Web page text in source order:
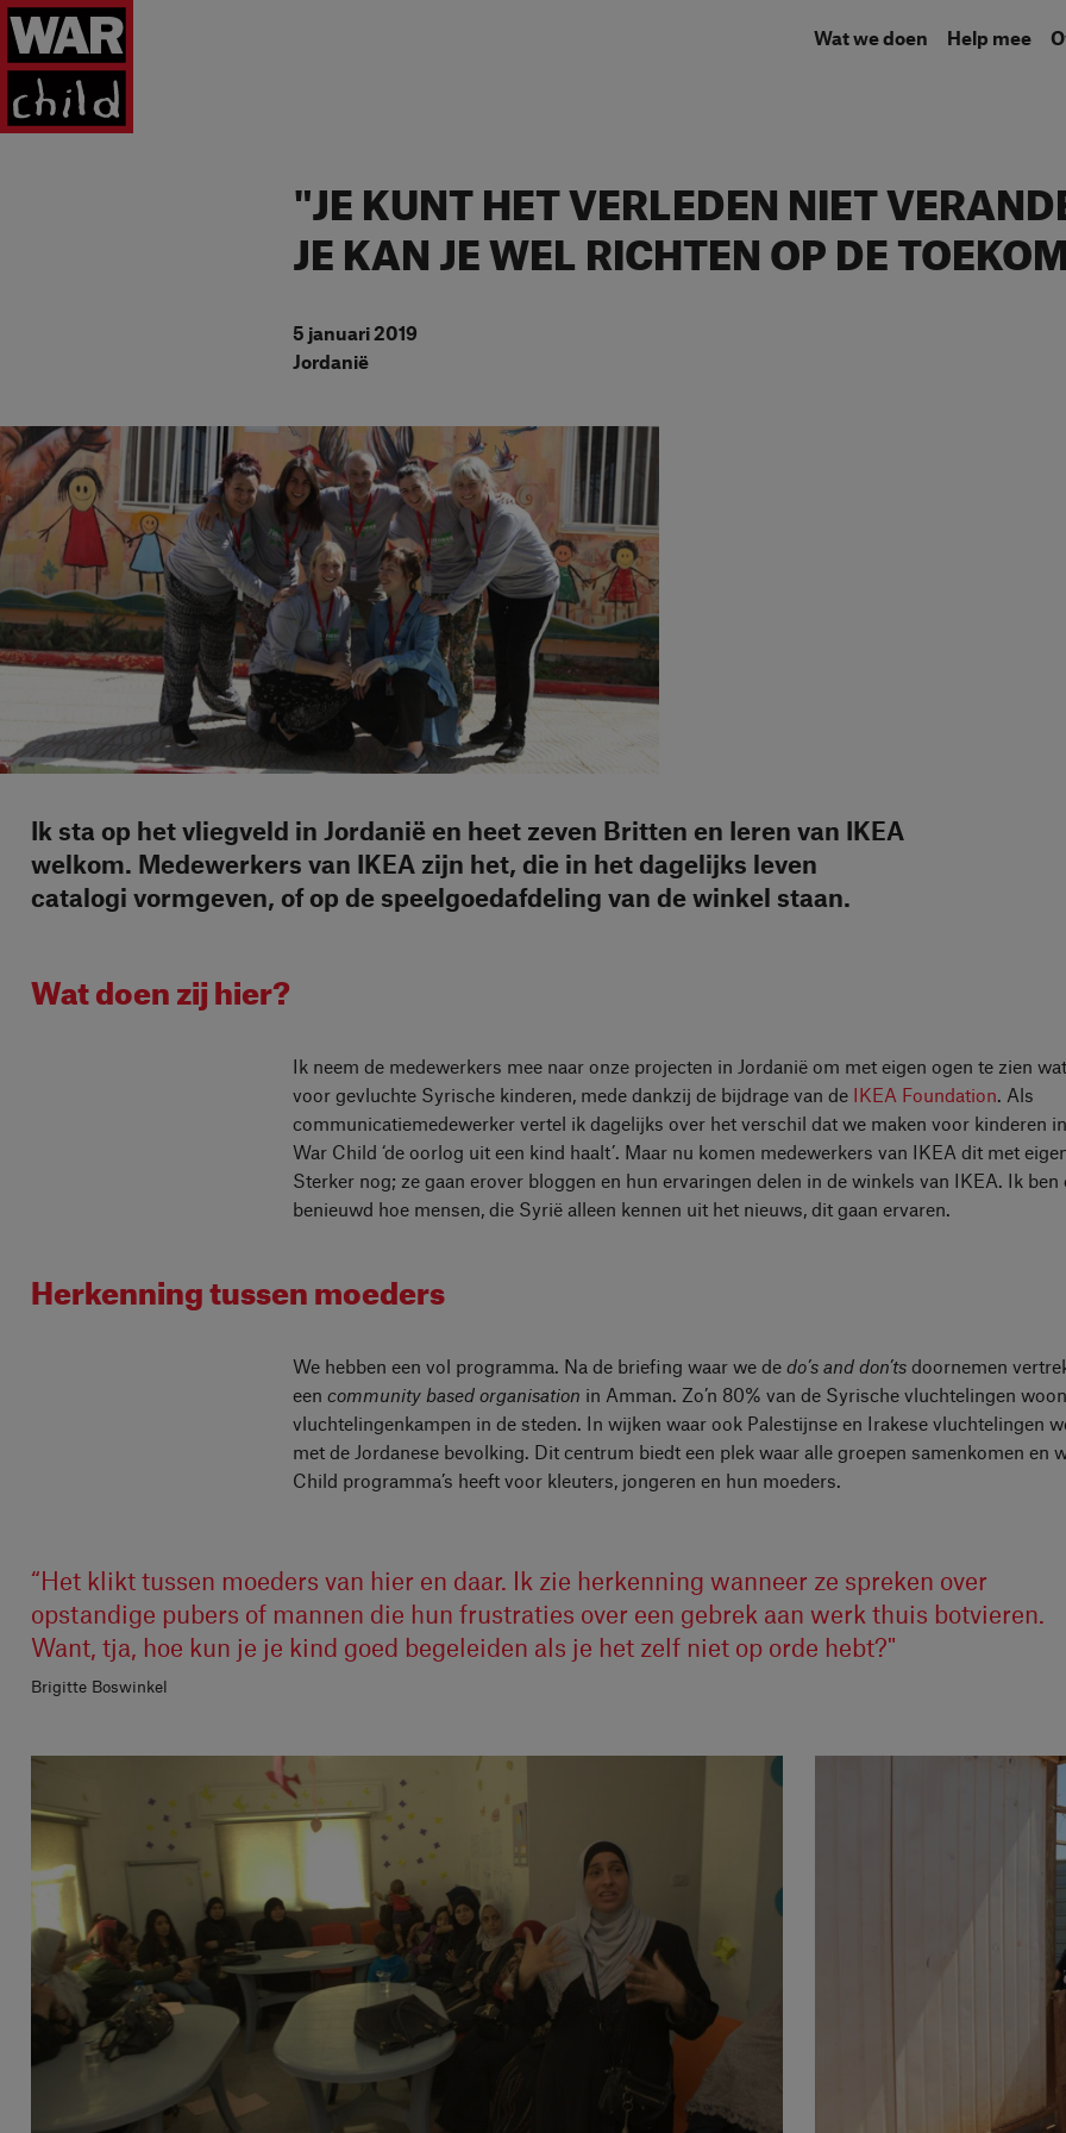
Ga naar homepage
Wat we doen
Help mee
"JE KUNT HET VERLEDEN NIET
JE KAN JE WEL RICHTEN OP DE
5 januari 2019
Jordanië
Ik sta op het vliegveld in Jordanië en heet zeven Britten en Ieren van IKEA
welkom. Medewerkers van IKEA zijn het, die in het dagelijks leven
catalogi vormgeven, of op de speelgoedafdeling van de winkel staan.
Wat doen zij hier?
Ik neem de medewerkers mee naar onze projecten in Jordanië om met eigen ogen te zien
voor gevluchte Syrische kinderen, mede dankzij de bijdrage van de IKEA Foundation. Als
communicatiemedewerker vertel ik dagelijks over het verschil dat we maken voor kinderen
War Child ‘de oorlog uit een kind haalt’. Maar nu komen medewerkers van IKEA dit met
Sterker nog; ze gaan erover bloggen en hun ervaringen delen in de winkels van IKEA. Ik ben
benieuwd hoe mensen, die Syrië alleen kennen uit het nieuws, dit gaan ervaren.
Herkenning tussen moeders
We hebben een vol programma. Na de briefing waar we de do’s and don’tsdoornemen
een community based organisation in Amman. Zo’n 80% van de Syrische vluchtelingen
vluchtelingenkampen in de steden. In wijken waar ook Palestijnse en Irakese vluchtelingen
met de Jordanese bevolking. Dit centrum biedt een plek waar alle groepen samenkomen en
Child programma’s heeft voor kleuters, jongeren en hun moeders.
“Het klikt tussen moeders van hier en daar. Ik zie herkenning wanneer ze spreken over
opstandige pubers of mannen die hun frustraties over een gebrek aan werk thuis botvieren.
Want, tja, hoe kun je je kind goed begeleiden als je het zelf niet op orde hebt?"
Brigitte Boswinkel